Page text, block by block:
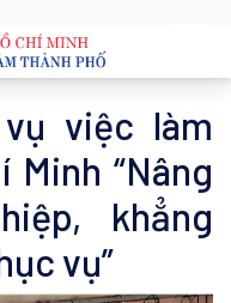
việc làm
Minh “Nâng
khẳng
vụ”